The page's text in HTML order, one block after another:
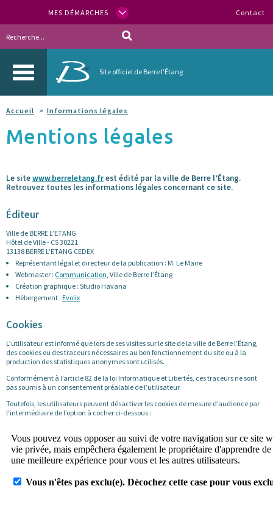
MES DÉMARCHES Contact
Site officiel de Berre l'Étang
Accueil Informations légales
Mentions légales
Le sitewww.berreletang.frest édité par la ville de Berre l’Étang.
Retrouvez toutes les informations légales concernant ce site.
Éditeur
Ville de BERRE L’ETANG
Hôtel de Ville - CS 30221
13138 BERRE L’ETANG CEDEX
Représentant légal et directeur de la publication : M. Le Maire
Webmaster : Communication , Ville de Berre l’Étang
Création graphique : Studio Havana
Hébergement : Evolix
Cookies
L’utilisateur est informé que lors de ses visites sur le site de la ville de Berre l’Étang,
des cookies ou des traceurs nécessaires au bon fonctionnement du site ou à la
production des statistiques anonymes sont utilisés.
Conformément à l’article 82 de la loi Informatique et Libertés, ces traceurs ne sont
pas soumis à un consentement préalable de l’utilisateur.
Toutefois, les utilisateurs peuvent désactiver les cookies de mesure d’audience par
l’intermédiaire de l’option à cocher ci-dessous :